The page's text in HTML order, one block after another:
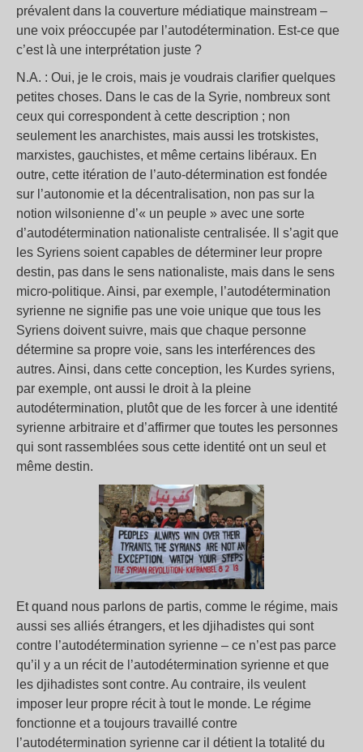
prévalent dans la couverture médiatique mainstream –
une voix préoccupée par l’autodétermination. Est-ce que
c’est là une interprétation juste ?
N.A. : Oui, je le crois, mais je voudrais clarifier quelques
petites choses. Dans le cas de la Syrie, nombreux sont
ceux qui correspondent à cette description ; non
seulement les anarchistes, mais aussi les trotskistes,
marxistes, gauchistes, et même certains libéraux. En
outre, cette itération de l’auto-détermination est fondée
sur l’autonomie et la décentralisation, non pas sur la
notion wilsonienne d’« un peuple » avec une sorte
d’autodétermination nationaliste centralisée. Il s’agit que
les Syriens soient capables de déterminer leur propre
destin, pas dans le sens nationaliste, mais dans le sens
micro-politique. Ainsi, par exemple, l’autodétermination
syrienne ne signifie pas une voie unique que tous les
Syriens doivent suivre, mais que chaque personne
détermine sa propre voie, sans les interférences des
autres. Ainsi, dans cette conception, les Kurdes syriens,
par exemple, ont aussi le droit à la pleine
autodétermination, plutôt que de les forcer à une identité
syrienne arbitraire et d’affirmer que toutes les personnes
qui sont rassemblées sous cette identité ont un seul et
même destin.
Et quand nous parlons de partis, comme le régime, mais
aussi ses alliés étrangers, et les djihadistes qui sont
contre l’autodétermination syrienne – ce n’est pas parce
qu’il y a un récit de l’autodétermination syrienne et que
les djihadistes sont contre. Au contraire, ils veulent
imposer leur propre récit à tout le monde. Le régime
fonctionne et a toujours travaillé contre
l’autodétermination syrienne car il détient la totalité du